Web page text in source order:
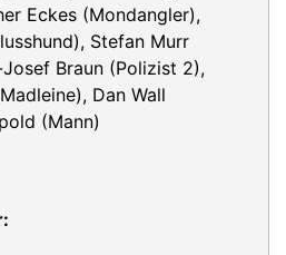
Eckes (Mondangler),
Stefan Murr
Braun (Polizist 2),
Dan Wall
(Mann)